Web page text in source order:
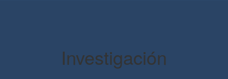
Investigación